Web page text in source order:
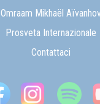
Omraam Mikhaël
Prosveta Internazionale
Contattaci